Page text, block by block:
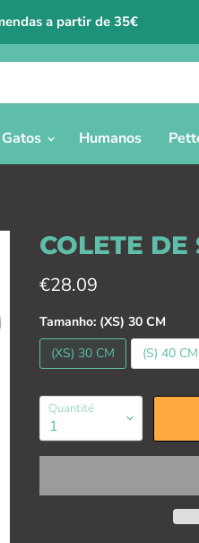
a partir de 35€
Gatos Humanos
COLETE DE
Prix actuel
€28.09
Tamanho: (XS) 30 CM
(XS) 30 CM
(S) 40 CM
Quantité